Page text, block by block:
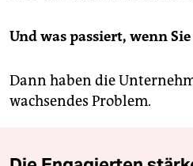
Und was passiert, wenn
Dann haben die
wachsendes Problem.